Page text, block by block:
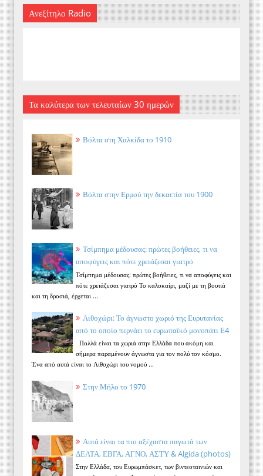
Ανεξίτηλο Radio
Τα καλύτερα των τελευταίων 30 ημερών
Βόλτα στη Χαλκίδα το 1910
Βόλτα στην Ερμού την δεκαετία του 1900
Τσίμπημα μέδουσας: πρώτες βοήθειες, τι να
αποφύγεις και πότε χρειάζεσαι γιατρό
Τσίμπημα μέδουσας: πρώτες βοήθειες, τι να αποφύγεις και
πότε χρειάζεσαι γιατρό Το καλοκαίρι, μαζί με τη βουτιά
και τη δροσιά, έρχεται ...
Λιθοχώρι: Το άγνωστο χωριό της Ευρυτανίας
από το οποίο περνάει το ευρωπαϊκό μονοπάτι Ε4
Πολλά είναι τα χωριά στην Ελλάδα που ακόμη και
σήμερα παραμένουν άγνωστα για τον πολύ τον κόσμο.
Ένα από αυτά είναι το Λιθοχώρι του νομού ...
Στην Μήλο το 1970
Αυτά είναι τα πιο αξέχαστα παγωτά των
ΔΕΛΤΑ, ΕΒΓΑ, ΑΓΝΟ, ΑΣΤΥ & Algida (photos)
Στην Ελλάδα, του Ευρωμπάσκετ, των βιντεοταινιών και